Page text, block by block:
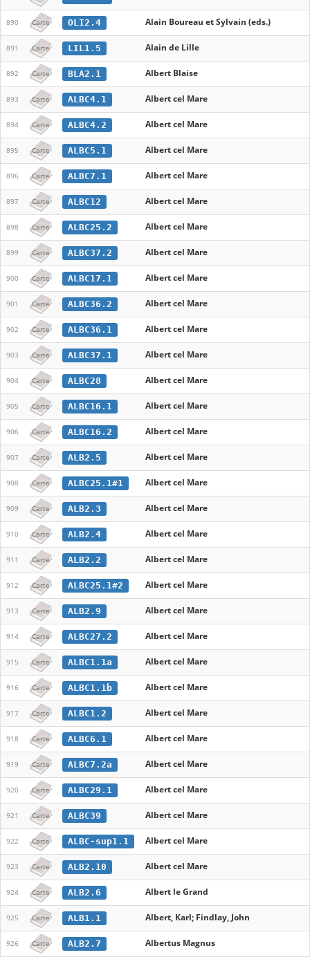
890 Carte OLI2.4 Alain Boureau et Sylvain (eds.)
891 Carte LIL1.5 Alain de Lille
892 Carte BLA2.1 Albert Blaise
893 Carte ALBC4.1 Albert cel Mare
894 Carte ALBC4.2 Albert cel Mare
895 Carte ALBC5.1 Albert cel Mare
896 Carte ALBC7.1 Albert cel Mare
897 Carte ALBC12 Albert cel Mare
898 Carte ALBC25.2 Albert cel Mare
899 Carte ALBC37.2 Albert cel Mare
900 Carte ALBC17.1 Albert cel Mare
901 Carte ALBC36.2 Albert cel Mare
902 Carte ALBC36.1 Albert cel Mare
903 Carte ALBC37.1 Albert cel Mare
904 Carte ALBC28 Albert cel Mare
905 Carte ALBC16.1 Albert cel Mare
906 Carte ALBC16.2 Albert cel Mare
907 Carte ALB2.5 Albert cel Mare
908 Carte ALBC25.1#1 Albert cel Mare
909 Carte ALB2.3 Albert cel Mare
910 Carte ALB2.4 Albert cel Mare
911 Carte ALB2.2 Albert cel Mare
912 Carte ALBC25.1#2 Albert cel Mare
913 Carte ALB2.9 Albert cel Mare
914 Carte ALBC27.2 Albert cel Mare
915 Carte ALBC1.1a Albert cel Mare
916 Carte ALBC1.1b Albert cel Mare
917 Carte ALBC1.2 Albert cel Mare
918 Carte ALBC6.1 Albert cel Mare
919 Carte ALBC7.2a Albert cel Mare
920 Carte ALBC29.1 Albert cel Mare
921 Carte ALBC39 Albert cel Mare
922 Carte ALBC-sup1.1 Albert cel Mare
923 Carte ALB2.10 Albert cel Mare
924 Carte ALB2.6 Albert le Grand
925 Carte ALB1.1 Albert, Karl; Findlay, John
926 Carte ALB2.7 Albertus Magnus